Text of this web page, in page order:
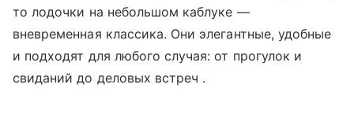
то лодочки на небольшом каблуке —
вневременная классика. Они элегантные, удобные
и подходят для любого случая: от прогулок и
свиданий до деловых встреч .